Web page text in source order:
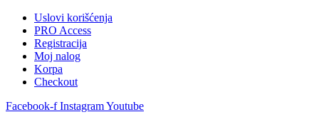
Uslovi korišćenja
PRO Access
Registracija
Moj nalog
Korpa
Checkout
Facebook-f InstagramYoutube